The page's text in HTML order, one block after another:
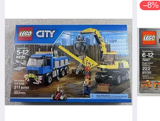
–8%